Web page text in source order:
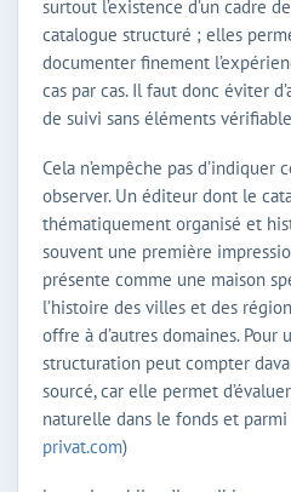
surtout l’existence d’un cadre
catalogue structuré ; elles
documenter finement
cas par cas. Il faut donc éviter
de suivi sans éléments
Cela n’empêche pas d’indiquer
observer. Un éditeur dont le
thématiquement organisé et
souvent une première
présente comme une maison
l’histoire des villes et des
offre à d’autres domaines. Pour
structuration peut compter
sourcé, car elle permet
naturelle dans le fonds et parmi
privat.com)